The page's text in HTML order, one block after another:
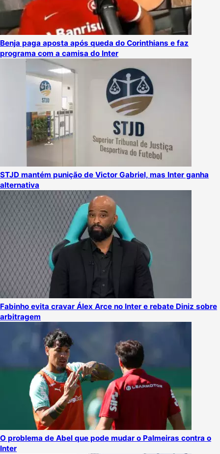
Benja paga aposta após queda do Corinthians e faz
programa com a camisa do Inter
STJD mantém punição de Victor Gabriel, mas Inter ganha
alternativa
Fabinho evita cravar Álex Arce no Inter e rebate Diniz sobre
arbitragem
O problema de Abel que pode mudar o Palmeiras contra o
Inter